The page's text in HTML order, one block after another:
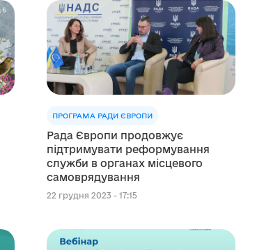
ПРОГРАМА РАДИ ЄВРОПИ
Рада Європи продовжує
підтримувати реформування
служби в органах місцевого
самоврядування
22 грудня 2023 - 17:15